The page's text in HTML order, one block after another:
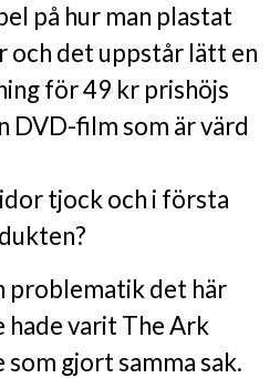
på hur man plastat
och det uppstår lätt en
för 49 kr prishöjs
DVD-film som är värd
tjock och i första
problematik det här
hade varit The Ark
gjort samma sak.